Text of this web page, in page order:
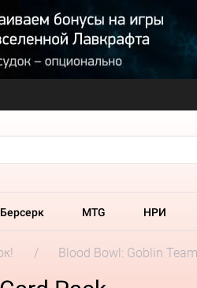
Берсерк MTG НРИ
Blood Bowl: Goblin